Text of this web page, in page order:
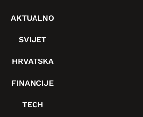
AKTUALNO
SVIJET
HRVATSKA
FINANCIJE
TECH